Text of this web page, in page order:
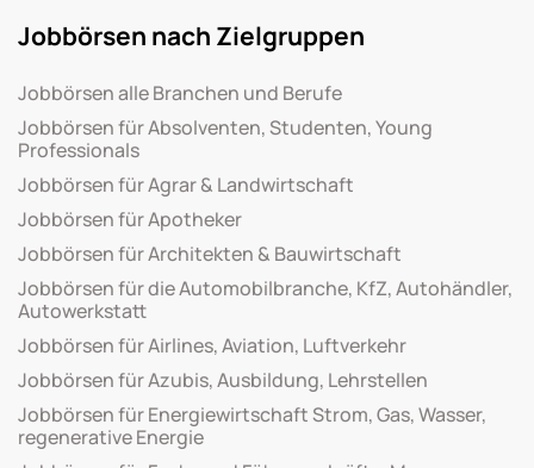
Jobbörsen nach Zielgruppen
Jobbörsen alle Branchen und Berufe
Jobbörsen für Absolventen, Studenten, Young
Professionals
Jobbörsen für Agrar & Landwirtschaft
Jobbörsen für Apotheker
Jobbörsen für Architekten & Bauwirtschaft
Jobbörsen für die Automobilbranche, KfZ, Autohändler,
Autowerkstatt
Jobbörsen für Airlines, Aviation, Luftverkehr
Jobbörsen für Azubis, Ausbildung, Lehrstellen
Jobbörsen für Energiewirtschaft Strom, Gas, Wasser,
regenerative Energie